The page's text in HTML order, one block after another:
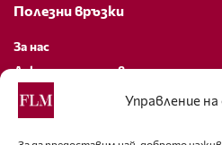
Управление на
Полезни връзки
За нас
Декларация за поверителност
Политика за бисквитки
За контакти